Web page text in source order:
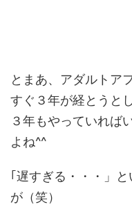
とまあ、アダルトア
すぐ３年が経とうと
３年もやっていれば
よね^^
｢遅すぎる・・・」
が（笑）